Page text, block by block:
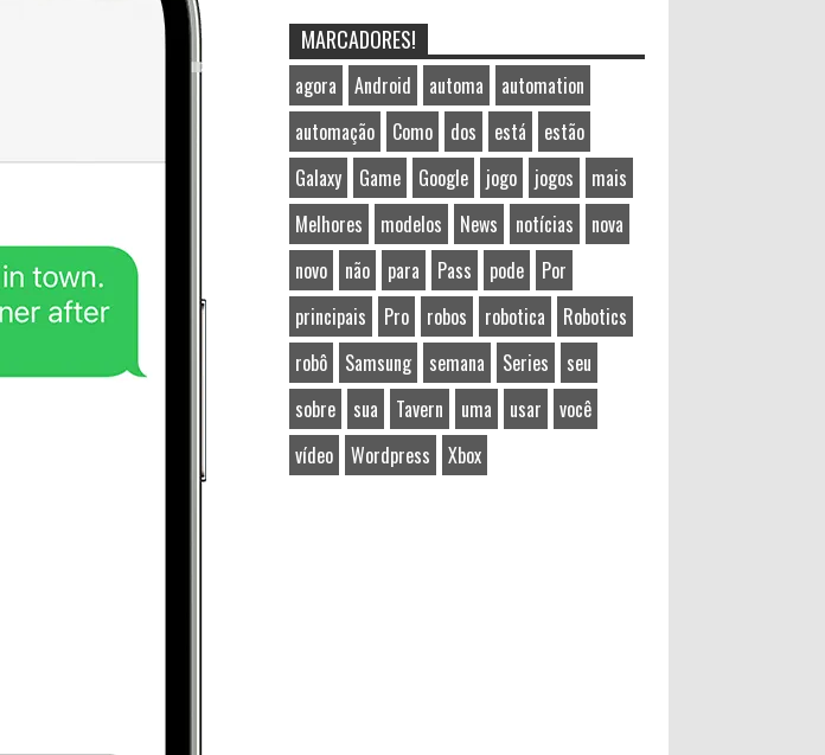
MARCADORES!
agora Android automa
automation
automação
Como dos está
estão
Galaxy
Game Google jogo jogos
mais
Melhores
modelos News notícias
nova
novo
não para Pass pode
Por
principais
Pro robos robotica
Robotics
robô
Samsung semana Series
seu
sobre
sua Tavern uma usar
você
vídeo
Wordpress Xbox